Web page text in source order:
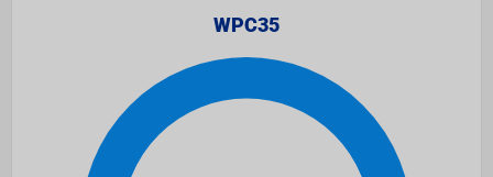
WPC35